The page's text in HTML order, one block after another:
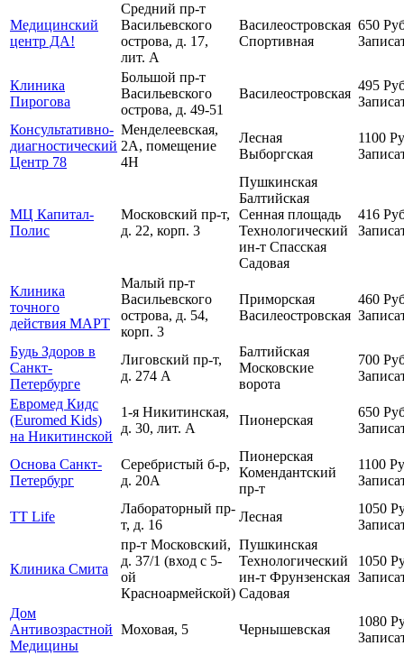
Медицинский
центр ДА!
Средний пр-т
Васильевского
острова, д. 17,
лит. А
Василеостровская
Спортивная
650
Клиника
Пирогова
Большой пр-т
Васильевского
острова, д. 49-51
Василеостровская
495
Консультативно-
диагностический
Центр 78
Менделеевская,
2А, помещение
4Н
Лесная
Выборгская
1100
МЦ Капитал-
Полис
Московский пр-т,
д. 22, корп. 3
Пушкинская
Балтийская
Сенная площадь
Технологический
ин-т Спасская
Садовая
416
Клиника
точного
действия МАРТ
Малый пр-т
Васильевского
острова, д. 54,
корп. 3
Приморская
Василеостровская
460
Будь Здоров в
Санкт-
Петербурге
Лиговский пр-т,
д. 274 А
Балтийская
Московские
ворота
700
Евромед Кидс
(Euromed Kids)
на Никитинской
1-я Никитинская,
д. 30, лит. А
Пионерская
650
Основа Санкт-
Петербург
Серебристый б-р,
д. 20А
Пионерская
Комендантский
пр-т
1100
TT Life
Лабораторный пр-
т, д. 16
Лесная
1050
Клиника Смита
пр-т Московский,
д. 37/1 (вход с 5-
ой
Красноармейской)
Пушкинская
Технологический
ин-т Фрунзенская
Садовая
1050
Дом
Антивозрастной
Медицины
Моховая, 5 Чернышевская
1080